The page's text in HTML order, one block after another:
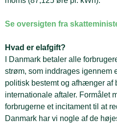
Se oversigten fra
Hvad er elafgift?
I Danmark betaler alle
strøm, som inddrages igennem
politisk bestemt og afhænger af
internationale aftaler. Formålet
forbrugerne et incitament til at
Danmark har vi nogle af de